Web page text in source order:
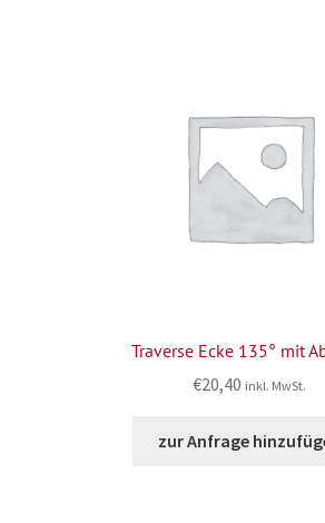
Traverse Ecke 135° mit
€20,40 inkl. MwSt.
zur Anfrage